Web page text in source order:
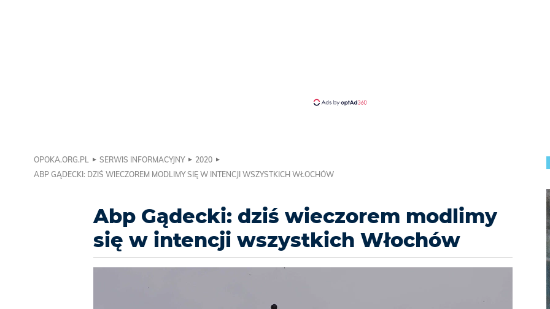
OPOKA.ORG.PL SERWIS INFORMACYJNY
2020
ABP GĄDECKI: DZIŚ WIECZOREM MODLIMY SIĘ W INTENCJI WSZYSTKICH WŁOCHÓW
Abp Gądecki: dziś wieczorem modlimy
się w intencji wszystkich Włochów